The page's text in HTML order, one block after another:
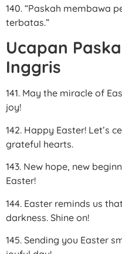
140. “Paskah membawa
terbatas.”
Ucapan
Inggris
141. May the miracle of
joy!
142. Happy Easter! Let’s
grateful hearts.
143. New hope, new
Easter!
144. Easter reminds us
darkness. Shine on!
145. Sending you Easter